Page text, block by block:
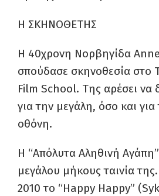
Η ΣΚΗΝΟΘΕΤΗΣ
Η 40χρονη Νορβηγίδα
σπούδασε σκηνοθεσία στο
Film School. Tης αρέσει να
για την μεγάλη, όσο και για
οθόνη.
Η “Απόλυτα Αληθινή
μεγάλου μήκους ταινία
2010 το “Happy Happy”